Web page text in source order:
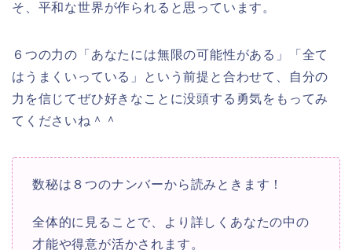
そ、平和な世界が作られると思っています。
６つの力の「あなたには無限の可能性がある」「全て
はうまくいっている」という前提と合わせて、自分の
力を信じてぜひ好きなことに没頭する勇気をもってみ
てくださいね＾＾
数秘は８つのナンバーから読みときます！
全体的に見ることで、より詳しくあなたの中の
才能や得意が活かされます。